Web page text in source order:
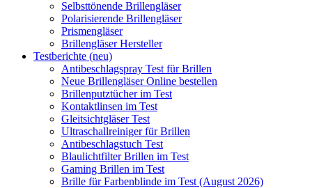
Selbsttönende Brillengläser
Polarisierende Brillengläser
Prismengläser
Brillengläser Hersteller
Testberichte (neu)
Antibeschlagspray Test für Brillen
Neue Brillengläser Online bestellen
Brillenputztücher im Test
Kontaktlinsen im Test
Gleitsichtgläser Test
Ultraschallreiniger für Brillen
Antibeschlagstuch Test
Blaulichtfilter Brillen im Test
Gaming Brillen im Test
Brille für Farbenblinde im Test (August 2026)